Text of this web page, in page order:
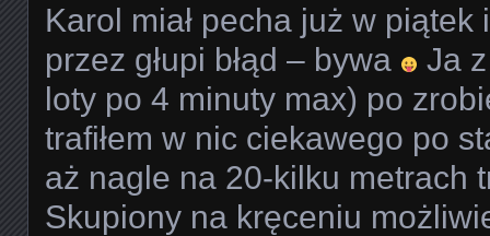
Karol miał pecha już w
przez głupi błąd – bywa
Ja
loty po 4 minuty max) po
trafiłem w nic ciekawego po
aż nagle na 20-kilku metrach
Skupiony na kręceniu